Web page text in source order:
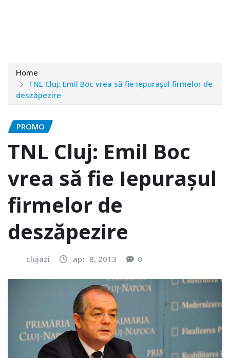
Home
TNL Cluj: Emil Boc vrea să fie Iepurașul firmelor de
deszăpezire
PROMO
TNL Cluj: Emil Boc
vrea să fie Iepurașul
firmelor de
deszăpezire
clujazi apr. 8, 2013 0